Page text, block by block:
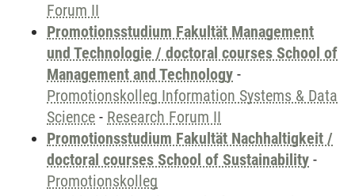
Forum II
Promotionsstudium Fakultät Management
und Technologie / doctoral courses School of
Management and Technology -
Promotionskolleg Information Systems & Data
Science - Research Forum II
Promotionsstudium Fakultät Nachhaltigkeit /
doctoral courses School of Sustainability -
Promotionskolleg